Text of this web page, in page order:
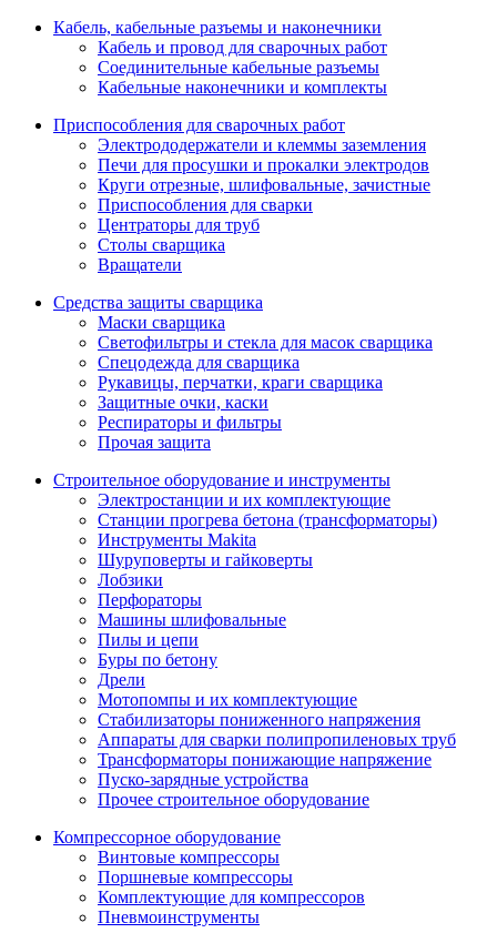
Кабель, кабельные разъемы и наконечники
Кабель и провод для сварочных работ
Соединительные кабельные разъемы
Кабельные наконечники и комплекты
Приспособления для сварочных работ
Электрододержатели и клеммы заземления
Печи для просушки и прокалки электродов
Круги отрезные, шлифовальные, зачистные
Приспособления для сварки
Центраторы для труб
Столы сварщика
Вращатели
Средства защиты сварщика
Маски сварщика
Светофильтры и стекла для масок сварщика
Спецодежда для сварщика
Рукавицы, перчатки, краги сварщика
Защитные очки, каски
Респираторы и фильтры
Прочая защита
Строительное оборудование и инструменты
Электростанции и их комплектующие
Станции прогрева бетона (трансформаторы)
Инструменты Makita
Шуруповерты и гайковерты
Лобзики
Перфораторы
Машины шлифовальные
Пилы и цепи
Буры по бетону
Дрели
Мотопомпы и их комплектующие
Стабилизаторы пониженного напряжения
Аппараты для сварки полипропиленовых труб
Трансформаторы понижающие напряжение
Пуско-зарядные устройства
Прочее строительное оборудование
Компрессорное оборудование
Винтовые компрессоры
Поршневые компрессоры
Комплектующие для компрессоров
Пневмоинструменты